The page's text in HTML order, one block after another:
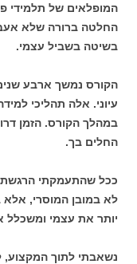
המופלאים של תלמידי
החלטה ברורה שלא
בשיטה בשביל עצמי.
עיוני. אלה תהליכי
במהלך הקורס. הזמן
החלים בך.
ככל שהתעמקתי הרגשתי
לא במובן המוסרי, אלא
יותר את עצמי ומשכלל
נשאבתי לתוך המקצוע,